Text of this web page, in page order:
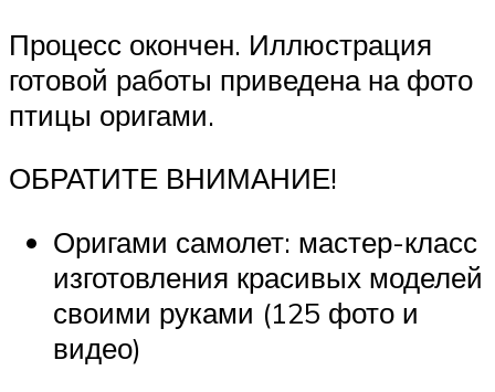
Процесс окончен. Иллюстрация
готовой работы приведена на фото
птицы оригами.
ОБРАТИТЕ ВНИМАНИЕ!
Оригами самолет: мастер-класс
изготовления красивых моделей
своими руками (125 фото и
видео)